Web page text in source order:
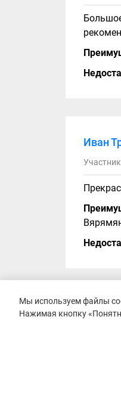
Иван
Мы используем файлы
Нажимая кнопку